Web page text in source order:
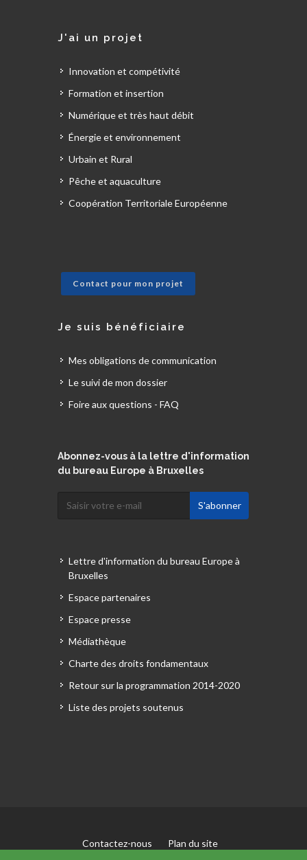
J'ai un projet
Innovation et compétivité
Formation et insertion
Numérique et très haut débit
Énergie et environnement
Urbain et Rural
Pêche et aquaculture
Coopération Territoriale Européenne
Contact pour mon projet
Je suis bénéficiaire
Mes obligations de communication
Le suivi de mon dossier
Foire aux questions - FAQ
Abonnez-vous à la lettre d'information
du bureau Europe à Bruxelles
Lettre d'information du bureau Europe à
Bruxelles
Espace partenaires
Espace presse
Médiathèque
Charte des droits fondamentaux
Retour sur la programmation 2014-2020
Liste des projets soutenus
Contactez-nous
Plan du site